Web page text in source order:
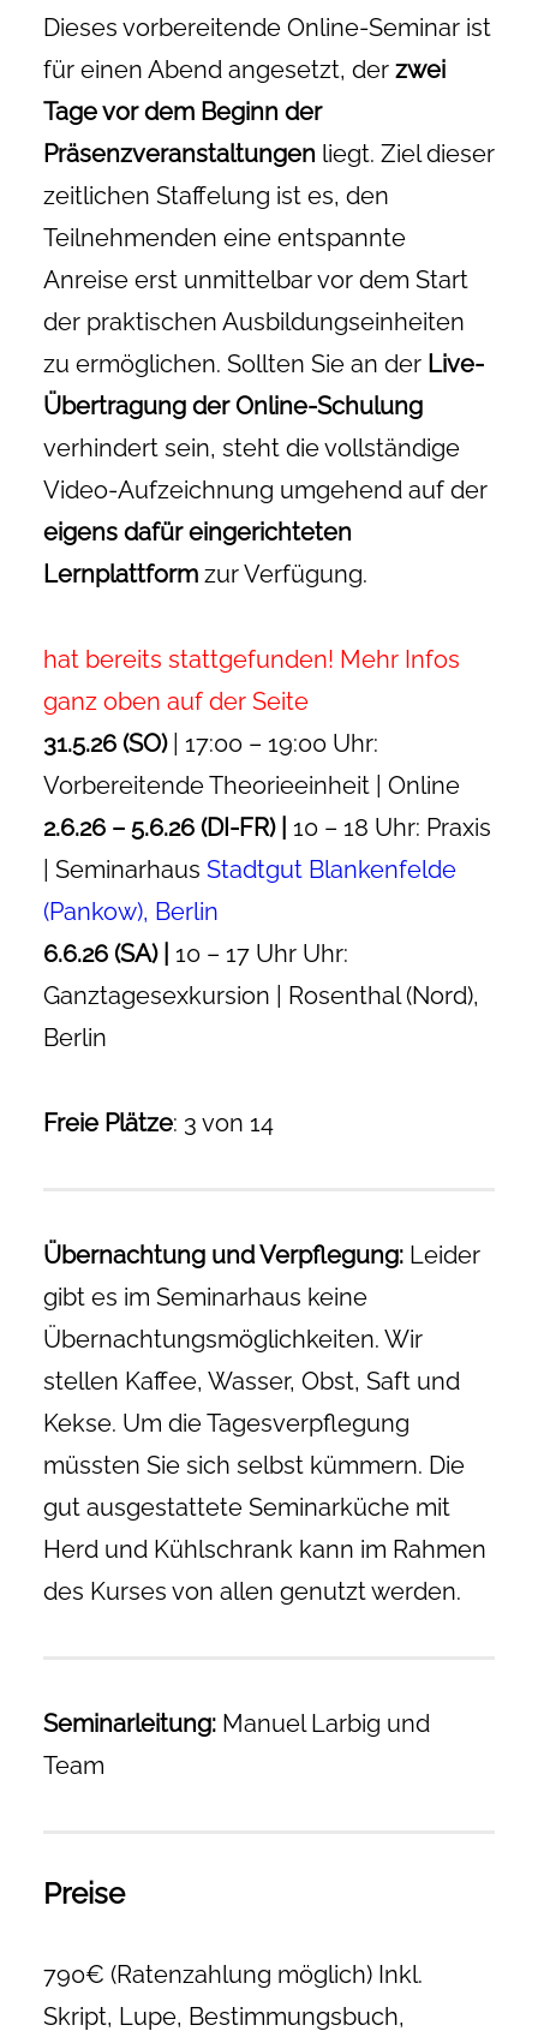
Dieses vorbereitende Online-Seminar ist
für einen Abend angesetzt, der zwei
Tage vor dem Beginn der
Präsenzveranstaltungen liegt. Ziel dieser
zeitlichen Staffelung ist es, den
Teilnehmenden eine entspannte
Anreise erst unmittelbar vor dem Start
der praktischen Ausbildungseinheiten
zu ermöglichen. Sollten Sie an der Live-
Übertragung der Online-Schulung
verhindert sein, steht die vollständige
Video-Aufzeichnung umgehend auf der
eigens dafür eingerichteten
Lernplattform zur Verfügung.
hat bereits stattgefunden! Mehr Infos
ganz oben auf der Seite
31.5.26 (SO)| 17:00 – 19:00 Uhr:
Vorbereitende Theorieeinheit | Online
2.6.26 – 5.6.26 (DI-FR) | 10 – 18 Uhr: Praxis
| Seminarhaus Stadtgut Blankenfelde
(Pankow), Berlin
6.6.26 (SA) |
10 – 17 Uhr Uhr:
Ganztagesexkursion | Rosenthal (Nord),
Berlin
Freie Plätze: 3 von 14
Übernachtung und Verpflegung: Leider
gibt es im Seminarhaus keine
Übernachtungsmöglichkeiten. Wir
stellen Kaffee, Wasser, Obst, Saft und
Kekse. Um die Tagesverpflegung
müssten Sie sich selbst kümmern. Die
gut ausgestattete Seminarküche mit
Herd und Kühlschrank kann im Rahmen
des Kurses von allen genutzt werden.
Seminarleitung: Manuel Larbig und
Team
Preise
790€ (Ratenzahlung möglich) Inkl.
Skript, Lupe, Bestimmungsbuch,